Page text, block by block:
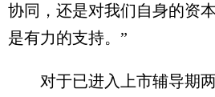
协同，还是对我们自身的资
是有力的支持。”
对于已进入上市辅导期两